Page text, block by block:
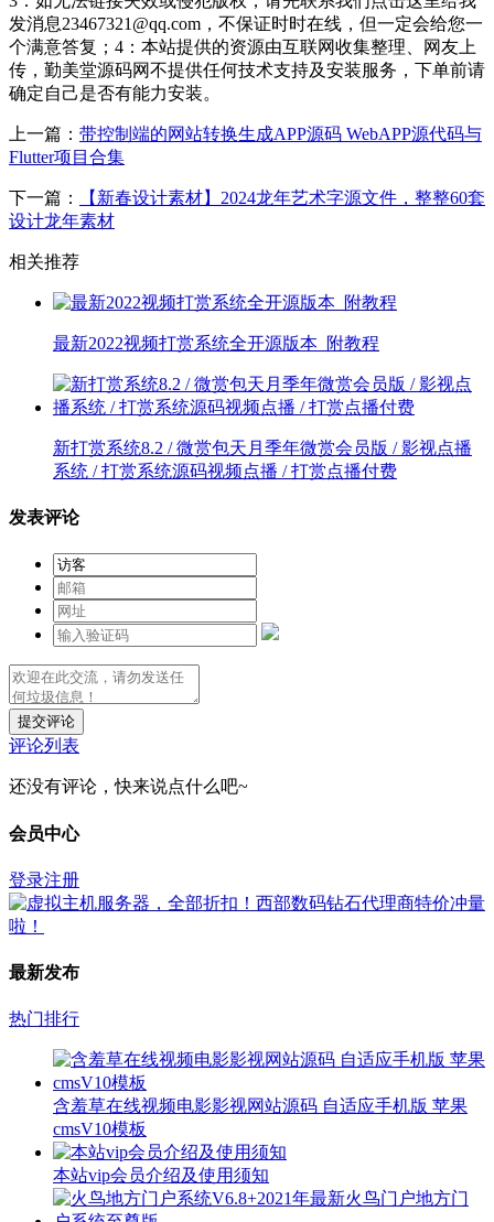
发消息23467321@qq.com，不保证时时在线，但一定会给您一
个满意答复；4：本站提供的资源由互联网收集整理、网友上
传，勤美堂源码网不提供任何技术支持及安装服务，下单前请
确定自己是否有能力安装。
上一篇： 带控制端的网站转换生成APP源码 WebAPP源代码与
Flutter项目合集
下一篇：
【新春设计素材】2024龙年艺术字源文件，整整60套
设计龙年素材
相关推荐
最新2022视频打赏系统全开源版本_附教程
新打赏系统8.2 / 微赏包天月季年微赏会员版 / 影视点播
系统 / 打赏系统源码视频点播 / 打赏点播付费
发表评论
提交评论
评论列表
还没有评论，快来说点什么吧~
会员中心
登录注册
最新发布
热门排行
含羞草在线视频电影影视网站源码 自适应手机版 苹果
cmsV10模板
本站vip会员介绍及使用须知